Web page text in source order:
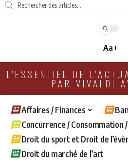
Aa
L'ESSENTIEL DE
PAR VIVALDI
Affaires / Finances
Concurrence / Consommation
Droit du sport et Droit de
Droit du marché de l’art